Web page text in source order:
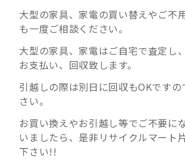
大型の家具、家電の買い替えやご不
も一度ご相談ください。
大型の家具、家電はご自宅で査定し
お支払い、回収致します。
引越しの際は別日に回収もOKです
さい。
お買い換えやお引越し等でご不要に
いましたら、是非リサイクルマート
下さい!!